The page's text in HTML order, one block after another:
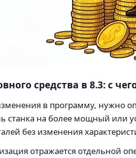
средства в 8.3: с
в программу, нужно
станка на более мощный или
без изменения
отражается отдельной